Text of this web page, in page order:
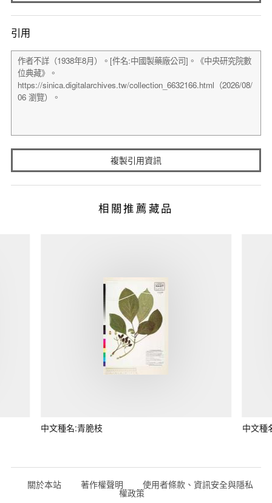
引用
複製引用資訊
相關推薦藏品
中文種名:青脆枝 中文種
關於本站 著作權聲明 使用者條款、資訊安全與隱私
權政策